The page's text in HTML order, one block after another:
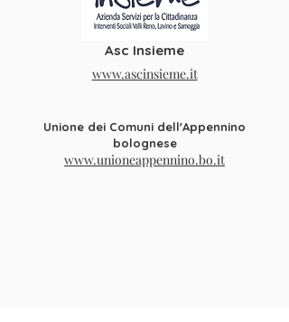
Asc Insieme
www.ascinsieme.it
Unione dei Comuni dell'Appennino
bolognese
www.unioneappennino.bo.it